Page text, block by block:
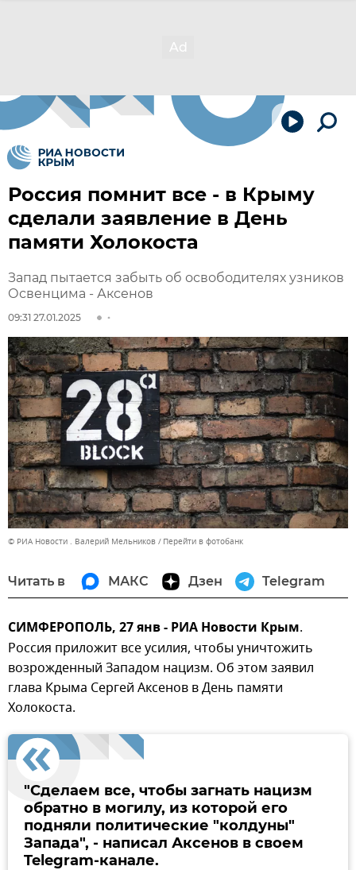
Россия помнит все - в Крыму
сделали заявление в День
памяти Холокоста
Запад пытается забыть об освободителях узников
Освенцима - Аксенов
09:31 27.01.2025
© РИА Новости . Валерий Мельников Перейти в фотобанк
Читать в МАКС Дзен Telegram
СИМФЕРОПОЛЬ, 27 янв - РИА Новости Крым.
Россия приложит все усилия, чтобы уничтожить
возрожденный Западом нацизм. Об этом заявил
глава Крыма Сергей Аксенов в День памяти
Холокоста.
"Сделаем все, чтобы загнать нацизм
обратно в могилу, из которой его
подняли политические "колдуны"
Запада", - написал Аксенов в своем
Telegram-канале.